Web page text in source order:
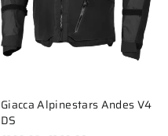
Giacca Alpinestars Andes V4
DS